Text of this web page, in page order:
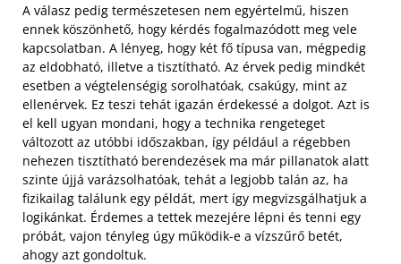
A válasz pedig természetesen nem egyértelmű, hiszen
ennek köszönhető, hogy kérdés fogalmazódott meg vele
kapcsolatban. A lényeg, hogy két fő típusa van, mégpedig
az eldobható, illetve a tisztítható. Az érvek pedig mindkét
esetben a végtelenségig sorolhatóak, csakúgy, mint az
ellenérvek. Ez teszi tehát igazán érdekessé a dolgot. Azt is
el kell ugyan mondani, hogy a technika rengeteget
változott az utóbbi időszakban, így például a régebben
nehezen tisztítható berendezések ma már pillanatok alatt
szinte újjá varázsolhatóak, tehát a legjobb talán az, ha
fizikailag találunk egy példát, mert így megvizsgálhatjuk a
logikánkat. Érdemes a tettek mezejére lépni és tenni egy
próbát, vajon tényleg úgy működik-e a vízszűrő betét,
ahogy azt gondoltuk.